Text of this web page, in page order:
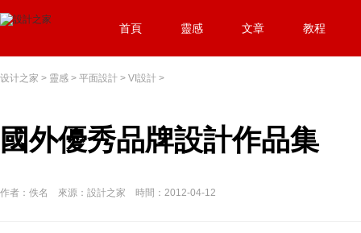
首頁 靈感 文章 教程
设计之家 > 靈感 > 平面設計 > VI設計 >
國外優秀品牌設計作品集
作者：佚名 來源：設計之家 時間：2012-04-12